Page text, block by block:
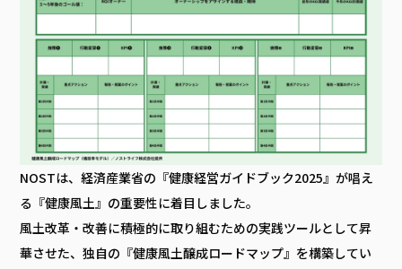
NOSTは、経済産業省の『健康経営ガイドブック2025』が唱え
る『健康風土』の重要性に着目しました。
風土改革・改善に積極的に取り組むための実践ツールとして昇
華させた、独自の『健康風土醸成ロードマップ』を構築してい